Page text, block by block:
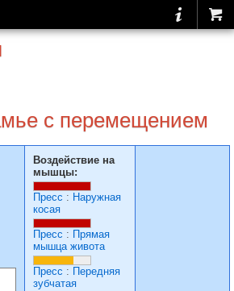
с перемещением
Воздействие на
мышцы:
Пресс : Наружная
косая
Пресс : Прямая
мышца живота
Пресс : Передняя
зубчатая